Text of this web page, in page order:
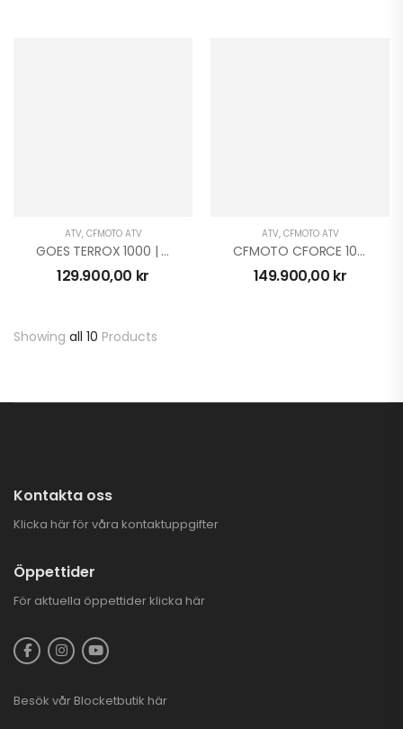
ATV, CFMOTO ATV
GOES TERROX 1000 | T3B
129.900,00 kr
ATV, CFMOTO ATV
CFMOTO CFORCE 1000 TOURING 4X4 T3B
149.900,00 kr
Showing all 10 Products
Kontakta oss
Klicka här för våra kontaktuppgifter
Öppettider
För aktuella öppettider klicka här
Besök vår Blocketbutik här